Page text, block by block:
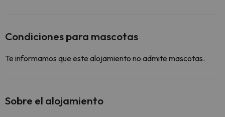
Condiciones para mascotas
Te informamos que este alojamiento no admite mascotas.
Sobre el alojamiento